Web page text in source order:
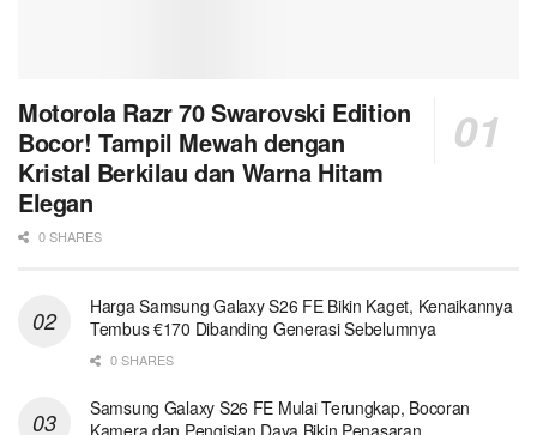
Motorola Razr 70 Swarovski Edition
Bocor! Tampil Mewah dengan
Kristal Berkilau dan Warna Hitam
Elegan
0 SHARES
Harga Samsung Galaxy S26 FE Bikin Kaget, Kenaikannya
Tembus €170 Dibanding Generasi Sebelumnya
0 SHARES
Samsung Galaxy S26 FE Mulai Terungkap, Bocoran
Kamera dan Pengisian Daya Bikin Penasaran